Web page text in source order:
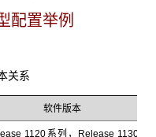
配置举例
关系
软件版本
1120系列，Release 1130